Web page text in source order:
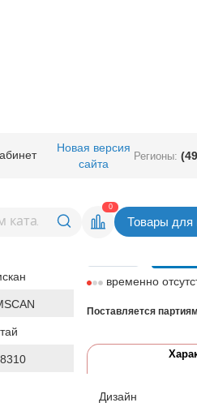
Новая версия
сайта
Регионы:
0
Товары для
91см 3шт/А
Цена 182,23 руб.
временно
Поставляется
Дизайн